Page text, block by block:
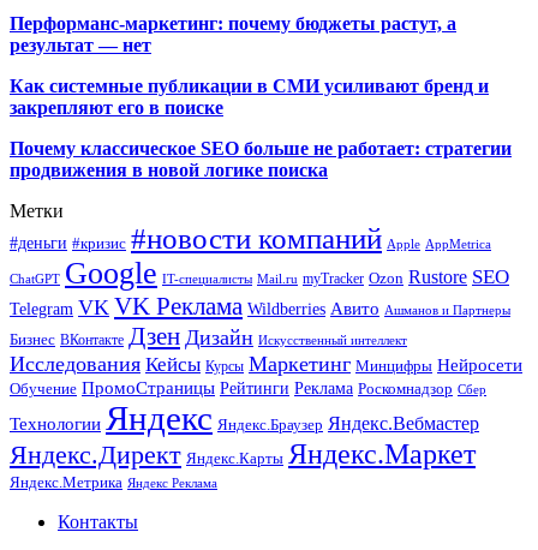
Перформанс-маркетинг: почему бюджеты растут, а
результат — нет
Как системные публикации в СМИ усиливают бренд и
закрепляют его в поиске
Почему классическое SEO больше не работает: стратегии
продвижения в новой логике поиска
Метки
#деньги #кризис #новости компаний Apple AppMetrica
ChatGPT Google IT-специалисты Mail.ru myTracker Ozon Rustore SEO
Telegram VK VK Реклама Wildberries Авито Ашманов и Партнеры
Бизнес ВКонтакте Дзен Дизайн Искусственный интеллект
Исследования Кейсы Курсы Маркетинг Минцифры Нейросети
Обучение ПромоСтраницы Рейтинги Реклама Роскомнадзор Сбер
Технологии Яндекс Яндекс.Браузер Яндекс.Вебмастер
Яндекс.Директ Яндекс.Карты Яндекс.Маркет
Яндекс.Метрика Яндекс Реклама
Контакты